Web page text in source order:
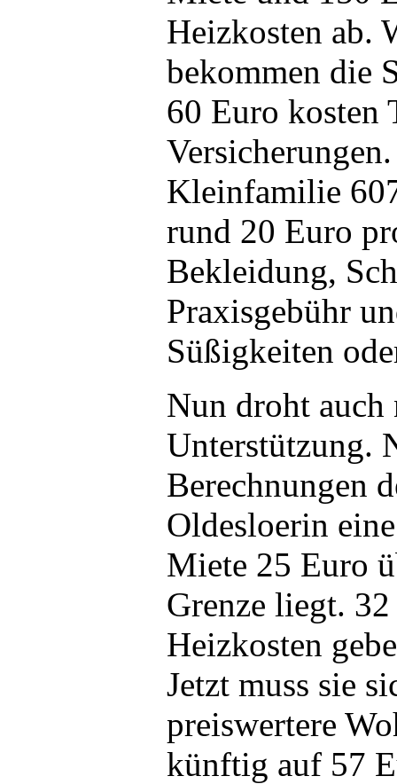
Heizkosten ab.
bekommen die
60 Euro kosten
Kleinfamilie
rund 20 Euro
Bekleidung,
Praxisgebühr
Süßigkeiten
Nun droht
Unterstützung.
Berechnungen
Oldesloerin
Miete 25 Euro
Grenze liegt.
Heizkosten
Jetzt muss sie
preiswertere
künftig auf 57